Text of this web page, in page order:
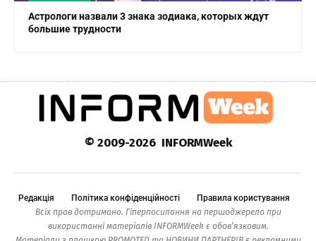
Астрологи назвали 3 знака зодиака, которых ждут
большие трудности
© 2009-2026 INFORMWeek
Редакція Політика конфіденційності
Правила користування
Всіх прав дотримано. Гіперпосилання на першоджерело при
використанні матеріалів INFORMWeek є обов’язковим.